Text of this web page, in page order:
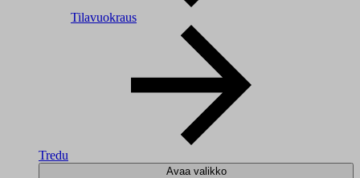
Tilavuokraus
Tredu
Avaa valikko